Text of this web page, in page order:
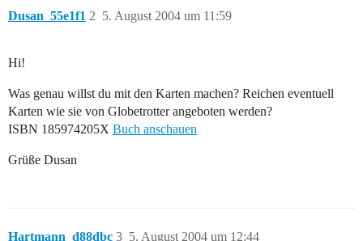
Dusan_55e1f1 5. August 2004 um 11:59
2
Hi!
Was genau willst du mit den Karten machen? Reichen eventuell
Karten wie sie von Globetrotter angeboten werden?
ISBN 185974205X Buch anschauen
Grüße Dusan
Hartmann_d88dbc 5. August 2004 um 12:44
3